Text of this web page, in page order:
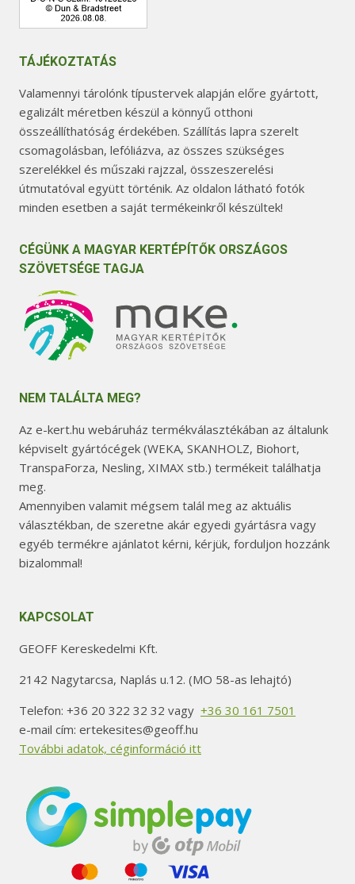
TÁJÉKOZTATÁS
Valamennyi tárolónk típustervek alapján előre gyártott,
egalizált méretben készül a könnyű otthoni
összeállíthatóság érdekében. Szállítás lapra szerelt
csomagolásban, lefóliázva, az összes szükséges
szerelékkel és műszaki rajzzal, összeszerelési
útmutatóval együtt történik. Az oldalon látható fotók
minden esetben a saját termékeinkről készültek!
CÉGÜNK A MAGYAR KERTÉPÍTŐK ORSZÁGOS
SZÖVETSÉGE TAGJA
NEM TALÁLTA MEG?
Az e-kert.hu webáruház termékválasztékában az általunk
képviselt gyártócégek (WEKA, SKANHOLZ, Biohort,
TranspaForza, Nesling, XIMAX stb.) termékeit találhatja
meg.
Amennyiben valamit mégsem talál meg az aktuális
választékban, de szeretne akár egyedi gyártásra vagy
egyéb termékre ajánlatot kérni, kérjük, forduljon hozzánk
bizalommal!
KAPCSOLAT
GEOFF Kereskedelmi Kft.
2142 Nagytarcsa, Naplás u.12. (MO 58-as lehajtó)
Telefon: +36 20 322 32 32 vagy +36 30 161 7501
e-mail cím: ertekesites@geoff.hu
További adatok, céginformáció itt